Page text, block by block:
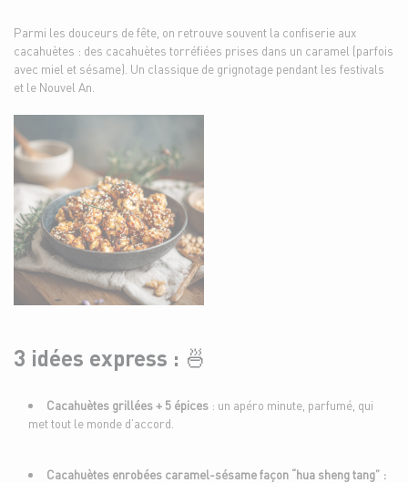
Parmi les douceurs de fête, on retrouve souvent la confiserie aux
cacahuètes : des cacahuètes torréfiées prises dans un caramel (parfois
avec miel et sésame). Un classique de grignotage pendant les festivals
et le Nouvel An.
3 idées express : 🍜
Cacahuètes grillées + 5 épices: un apéro minute, parfumé, qui
met tout le monde d’accord.
Cacahuètes enrobées caramel-sésame façon “hua sheng tang” :